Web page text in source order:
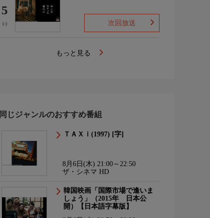
5
(-) 次回放送
もっと見る
同じジャンルのおすすめ番組
ＴＡＸｉ(1997) [字]
8月6日(木) 21:00～22:50
ザ・シネマ HD
韓国映画「国際市場で逢いま
しょう」（2015年 日本公
開）【日本語字幕版】